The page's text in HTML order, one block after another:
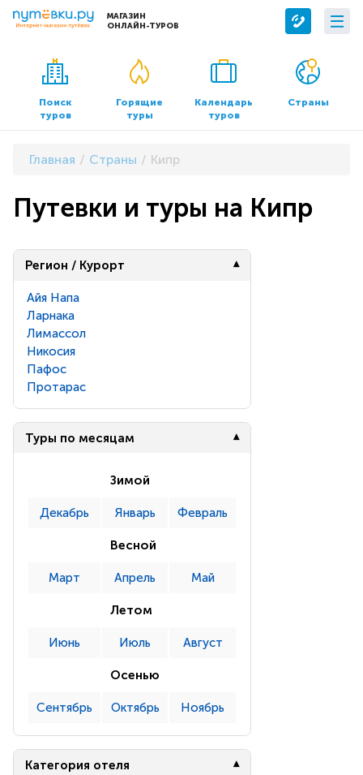
МАГАЗИН
ОНЛАЙН-ТУРОВ
Сервисы
Бронирование отелей
Трансфер
О компании
О нас
Контакты
Офисы продаж
Поиск
туров
Горящие
туры
Календарь
туров
Страны
Главная Страны Кипр
Путевки и туры на Кипр
Регион / Курорт
Айя Напа
Ларнака
Лимассол
Никосия
Пафос
Протарас
Туры по месяцам
Зимой
Декабрь Январь Февраль
Весной
Март Апрель Май
Летом
Июнь Июль Август
Осенью
Сентябрь Октябрь Ноябрь
Категория отеля